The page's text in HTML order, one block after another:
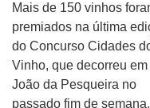
Mais de 150 vinhos
premiados na última
do Concurso Cidades
Vinho, que decorreu
João da Pesqueira no
passado fim de semana.